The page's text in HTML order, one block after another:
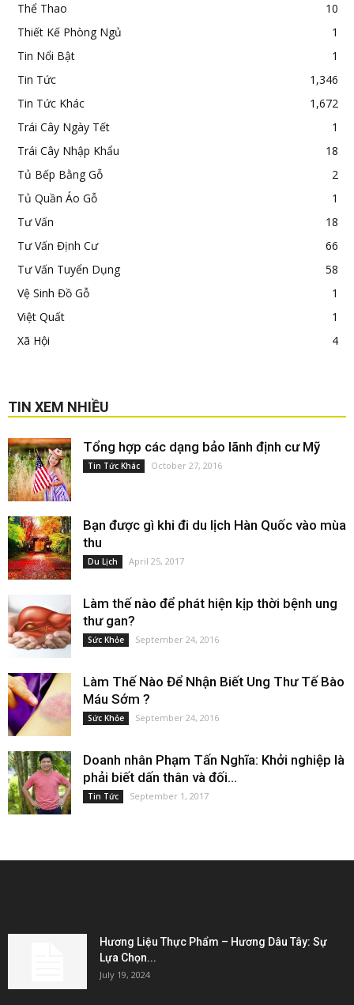
Thể Thao
10
Thiết Kế Phòng Ngủ
1
Tin Nổi Bật
1
Tin Tức
1,346
Tin Tức Khác
1,672
Trái Cây Ngày Tết
1
Trái Cây Nhập Khẩu
18
Tủ Bếp Bằng Gỗ
2
Tủ Quần Áo Gỗ
1
Tư Vấn
18
Tư Vấn Định Cư
66
Tư Vấn Tuyển Dụng
58
Vệ Sinh Đồ Gỗ
1
Việt Quất
1
Xã Hội
4
TIN XEM NHIỀU
Tổng hợp các dạng bảo lãnh định cư Mỹ
Tin Tức Khác October 27, 2016
Bạn được gì khi đi du lịch Hàn Quốc vào mùa
thu
Du Lịch April 25, 2017
Làm thế nào để phát hiện kịp thời bệnh ung
thư gan?
Sức Khỏe September 24, 2016
Làm Thế Nào Để Nhận Biết Ung Thư Tế Bào
Máu Sớm ?
Sức Khỏe September 24, 2016
Doanh nhân Phạm Tấn Nghĩa: Khởi nghiệp là
phải biết dấn thân và đối...
Tin Tức September 1, 2017
Hương Liệu Thực Phẩm – Hương Dâu Tây: Sự
Lựa Chọn...
July 19, 2024